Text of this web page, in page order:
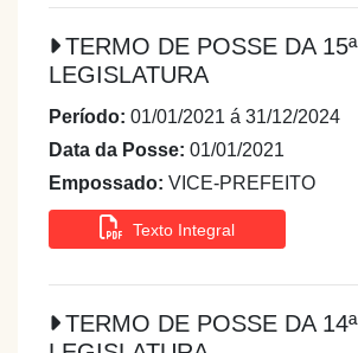
TERMO DE POSSE DA 15ª
LEGISLATURA
Período: 01/01/2021 á 31/12/2024
Data da Posse: 01/01/2021
Empossado: VICE-PREFEITO
Texto Integral
TERMO DE POSSE DA 14ª